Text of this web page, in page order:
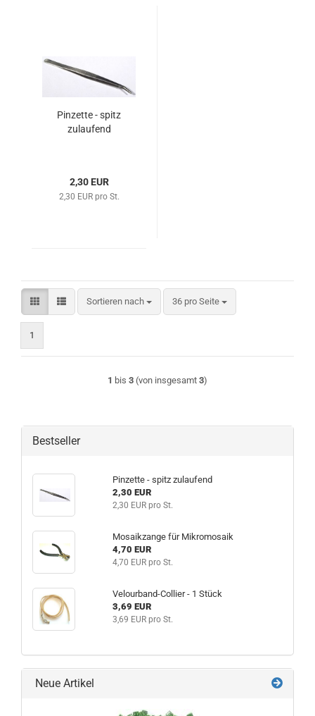
Pinzette - spitz
zulaufend
2,30 EUR
2,30 EUR pro St.
Sortieren nach
Sortieren nach 36 pro Seite
pro Seite
1
1 bis 3 (von insgesamt 3)
Bestseller
Pinzette - spitz zulaufend
2,30 EUR
2,30 EUR pro St.
Mosaikzange für Mikromosaik
4,70 EUR
4,70 EUR pro St.
Velourband-Collier - 1 Stück
3,69 EUR
3,69 EUR pro St.
Neue Artikel